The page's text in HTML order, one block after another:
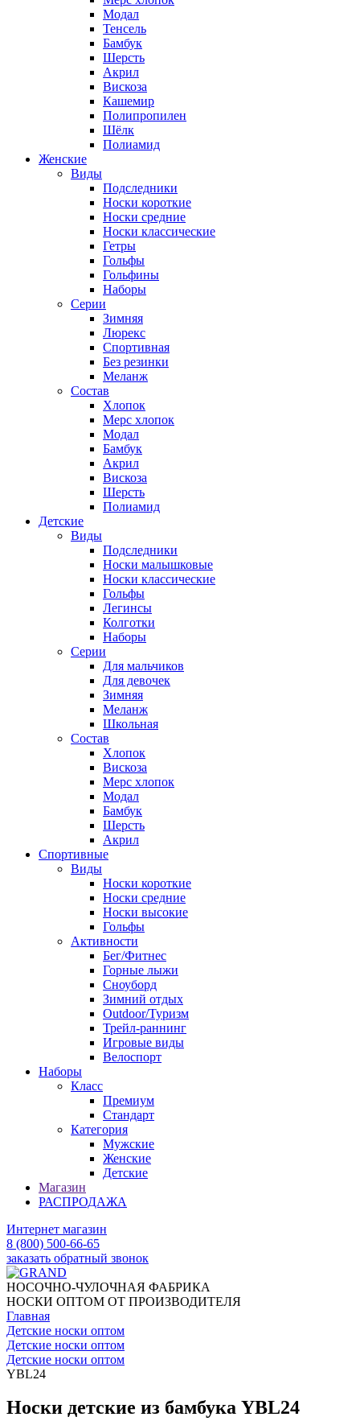
Модал
Тенсель
Бамбук
Шерсть
Акрил
Вискоза
Кашемир
Полипропилен
Шёлк
Полиамид
Женские
Виды
Подследники
Носки короткие
Носки средние
Носки классические
Гетры
Гольфы
Гольфины
Наборы
Серии
Зимняя
Люрекс
Спортивная
Без резинки
Меланж
Состав
Хлопок
Мерс хлопок
Модал
Бамбук
Акрил
Вискоза
Шерсть
Полиамид
Детские
Виды
Подследники
Носки малышковые
Носки классические
Гольфы
Легинсы
Колготки
Наборы
Серии
Для мальчиков
Для девочек
Зимняя
Меланж
Школьная
Состав
Хлопок
Вискоза
Мерс хлопок
Модал
Бамбук
Шерсть
Акрил
Спортивные
Виды
Носки короткие
Носки средние
Носки высокие
Гольфы
Активности
Бег/Фитнес
Горные лыжи
Сноуборд
Зимний отдых
Outdoor/Туризм
Трейл-раннинг
Игровые виды
Велоспорт
Наборы
Класс
Премиум
Стандарт
Категория
Мужские
Женские
Детские
Магазин
РАСПРОДАЖА
Интернет магазин
8 (800) 500-66-65
заказать обратный звонок
НОСОЧНО-ЧУЛОЧНАЯ ФАБРИКА
НОСКИ ОПТОМ ОТ ПРОИЗВОДИТЕЛЯ
Главная
Детские носки оптом
Детские носки оптом
Детские носки оптом
YBL24
Носки детские из бамбука YBL24